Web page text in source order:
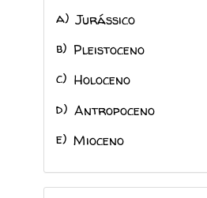
a) Jurássico
b) Pleistoceno
c) Holoceno
d) Antropoceno
e) Mioceno